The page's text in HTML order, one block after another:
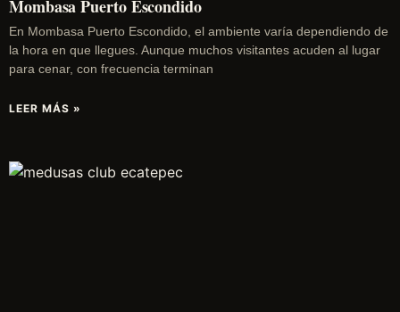
Mombasa Puerto Escondido
En Mombasa Puerto Escondido, el ambiente varía dependiendo de
la hora en que llegues. Aunque muchos visitantes acuden al lugar
para cenar, con frecuencia terminan
LEER MÁS »